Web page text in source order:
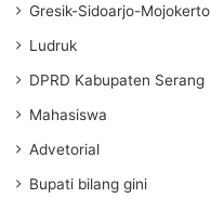
Gresik-Sidoarjo-Mojokerto
Ludruk
DPRD Kabupaten Serang
Mahasiswa
Advetorial
Bupati bilang gini